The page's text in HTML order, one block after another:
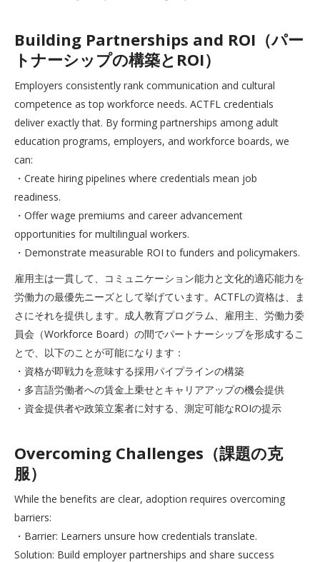
Building Partnerships and ROI（パー
トナーシップの構築とROI）
Employers consistently rank communication and cultural
competence as top workforce needs. ACTFL credentials
deliver exactly that. By forming partnerships among adult
education programs, employers, and workforce boards, we
can:
・Create hiring pipelines where credentials mean job
readiness.
・Offer wage premiums and career advancement
opportunities for multilingual workers.
・Demonstrate measurable ROI to funders and policymakers.
雇用主は一貫して、コミュニケーション能力と文化的適応能力を
労働力の最優先ニーズとして挙げています。ACTFLの資格は、ま
さにそれを提供します。成人教育プログラム、雇用主、労働力委
員会（Workforce Board）の間でパートナーシップを形成するこ
とで、以下のことが可能になります：
・資格が即戦力を意味する採用パイプラインの構築
・多言語労働者への賃金上乗せとキャリアアップの機会提供
・資金提供者や政策立案者に対する、測定可能なROIの提示
Overcoming Challenges（課題の克
服）
While the benefits are clear, adoption requires overcoming
barriers:
・Barrier: Learners unsure how credentials translate.
Solution: Build employer partnerships and share success